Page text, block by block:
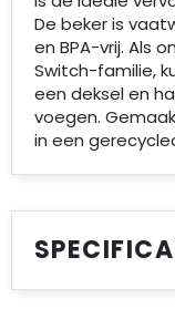
De beker is
en BPA-vrij. Als
Switch-familie,
een deksel en
voegen.
in een